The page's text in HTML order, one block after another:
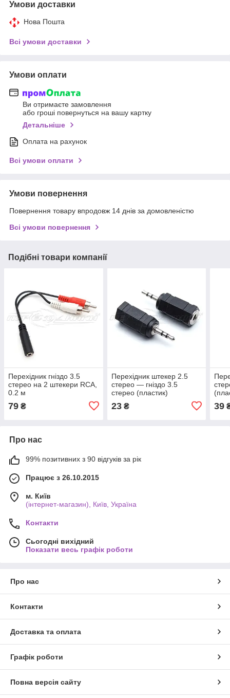
Умови доставки
Нова Пошта
Всі умови доставки
Умови оплати
Ви отримаєте замовлення
або гроші повернуться на вашу картку
Детальніше
Оплата на рахунок
Всі умови оплати
Умови повернення
Повернення товару впродовж 14 днів за домовленістю
Всі умови повернення
Подібні товари компанії
Перехідник гніздо 3.5
стерео на 2 штекери RCA,
0.2 м
79 ₴
Перехідник штекер 2.5
стерео — гніздо 3.5
стерео (пластик)
23₴ 39
Про нас
99% позитивних з 90 відгуків за рік
Працює з 26.10.2015
м. Київ
(інтернет-магазин), Київ, Україна
Контакти
Сьогодні вихідний
Показати весь графік роботи
Про нас
Контакти
Доставка та оплата
Графік роботи
Повна версія сайту